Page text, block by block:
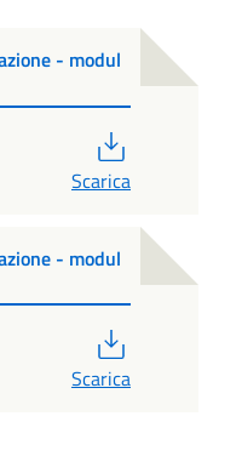
- modul
Scarica
- modul
Scarica